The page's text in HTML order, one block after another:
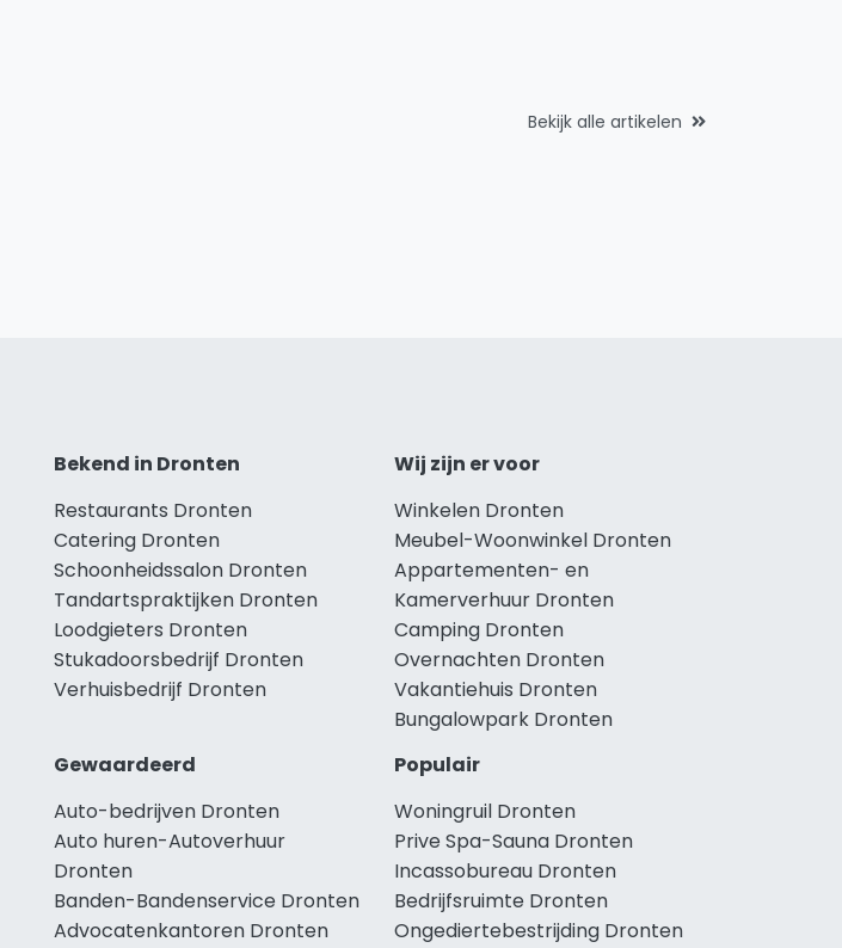
Bekijk alle artikelen
Bekend in Dronten
Restaurants Dronten
Catering Dronten
Schoonheidssalon Dronten
Tandartspraktijken Dronten
Loodgieters Dronten
Stukadoorsbedrijf Dronten
Verhuisbedrijf Dronten
Wij zijn er voor
Winkelen Dronten
Meubel-Woonwinkel Dronten
Appartementen- en
Kamerverhuur Dronten
Camping Dronten
Overnachten Dronten
Vakantiehuis Dronten
Bungalowpark Dronten
Gewaardeerd
Auto-bedrijven Dronten
Auto huren-Autoverhuur
Dronten
Banden-Bandenservice Dronten
Advocatenkantoren Dronten
Populair
Woningruil Dronten
Prive Spa-Sauna Dronten
Incassobureau Dronten
Bedrijfsruimte Dronten
Ongediertebestrijding Dronten